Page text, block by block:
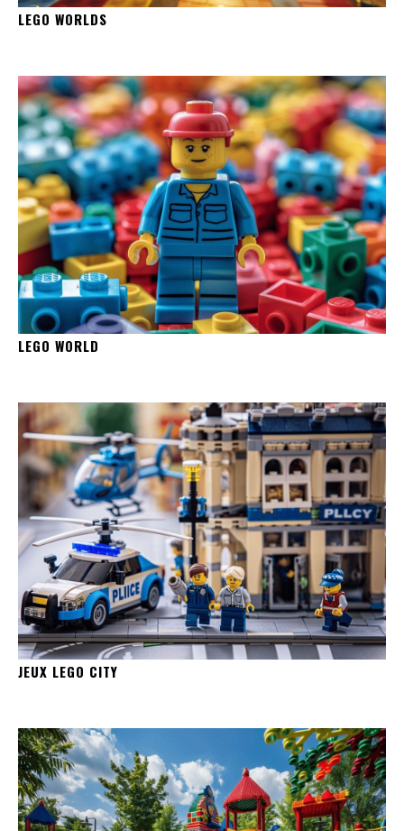
LEGO WORLDS
LEGO WORLD
JEUX LEGO CITY